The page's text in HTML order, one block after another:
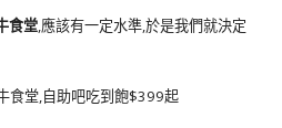
食堂,應該有一定水準,於是我們就決定